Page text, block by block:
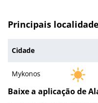
Principais
Cidade
Mykonos
Baixe a aplicação de